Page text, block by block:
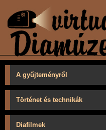
A gyűjteményről
Történet és technikák
Diafilmek